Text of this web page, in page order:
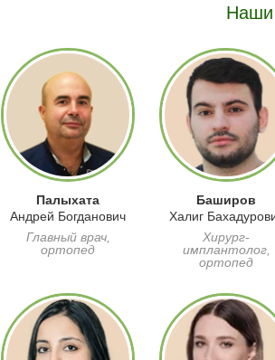
Наши
Палыхата
Андрей Богданович
Главный врач,
ортопед
Баширов
Халиг
Хирург-
имплантолог,
ортопед